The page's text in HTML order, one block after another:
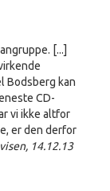
[...]
Bodsberg kan
CD-
vi ikke altfor
er den derfor
14.12.13